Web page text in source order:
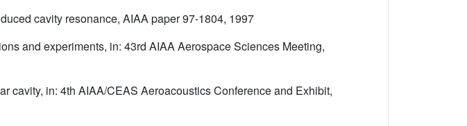
cavity resonance, AIAA paper 97-1804, 1997
and experiments, in: 43rd AIAA Aerospace Sciences Meeting,
cavity, in: 4th AIAA/CEAS Aeroacoustics Conference and Exhibit,